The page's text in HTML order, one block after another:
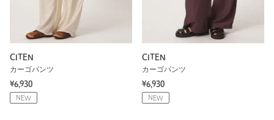
CITEN
カーゴパンツ
¥6,930
NEW
CITEN
カーゴパンツ
¥6,930
NEW